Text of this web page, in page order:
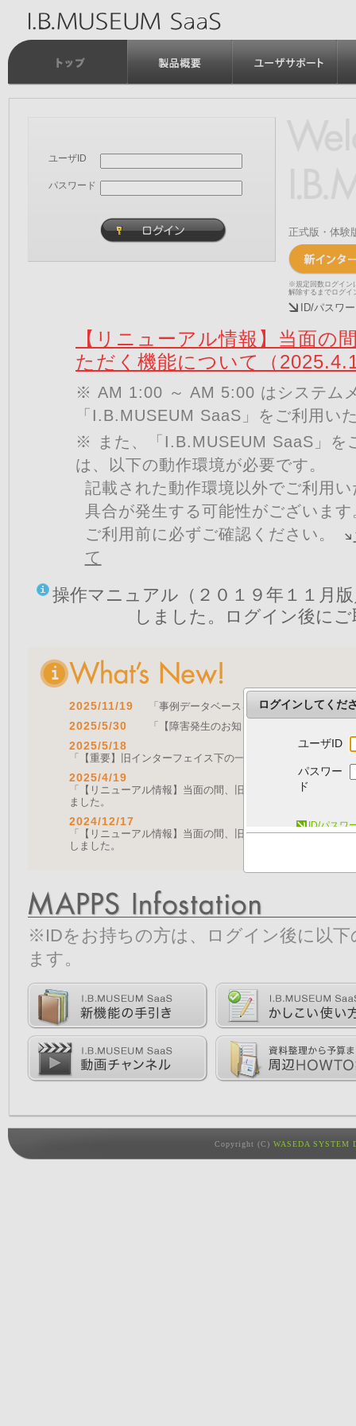
ユーザID
パスワード
正式版・体験
※規定回数ログイン
解除するまでログイ
ID/パスワ
【リニューアル情報】当面の
ただく機能について（
※ AM 1:00 ～ AM 5:00 はシステム
「I.B.MUSEUM SaaS」をご利用い
※ また、「I.B.MUSEUM SaaS」を
は、以下の動作環境が必要です。
記載された動作環境以外でご利用
具合が発生する可能性がございます
ご利用前に必ずご確認ください。
て
操作マニュアル（２０１９年１１月
しました。ログイン後に
2025/11/19 「事例データベースを公開しました」 をア
2025/5/30 「【障害発生のお知らせ｜復旧済み】Web
2025/5/18
「【重要】旧インターフェイス下の一部機能の停止につい
2025/4/19
「【リニューアル情報】当面の間、旧画面をご利用いただ
ました。
2024/12/17
「【リニューアル情報】当面の間、旧画面をご利用いただ
しました。
※IDをお持ちの方は、ログイン後に以
ます。
Copyright (C) WASEDA SYSTEM
ログインしてくだ
ユーザID
パスワー
ド
ID/パスワ